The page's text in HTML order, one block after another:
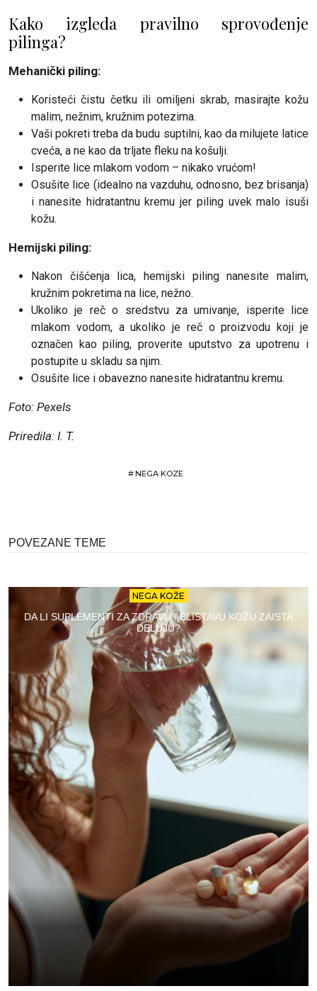
Kako izgleda pravilno sprovođenje
pilinga?
Mehanički piling:
Koristeći čistu četku ili omiljeni skrab, masirajte kožu
malim, nežnim, kružnim potezima.
Vaši pokreti treba da budu suptilni, kao da milujete latice
cveća, a ne kao da trljate fleku na košulji.
Isperite lice mlakom vodom – nikako vrućom!
Osušite lice (idealno na vazduhu, odnosno, bez brisanja)
i nanesite hidratantnu kremu jer piling uvek malo isuši
kožu.
Hemijski piling:
Nakon čišćenja lica, hemijski piling nanesite malim,
kružnim pokretima na lice, nežno.
Ukoliko je reč o sredstvu za umivanje, isperite lice
mlakom vodom, a ukoliko je reč o proizvodu koji je
označen kao piling, proverite uputstvo za upotrenu i
postupite u skladu sa njim.
Osušite lice i obavezno nanesite hidratantnu kremu.
Foto: Pexels
Priredila: I. T.
#NEGA KOZE
POVEZANE TEME
NEGA KOŽE
DA LI SUPLEMENTI ZA ZDRAVU I BLISTAVU KOŽU ZAISTA
DELUJU?